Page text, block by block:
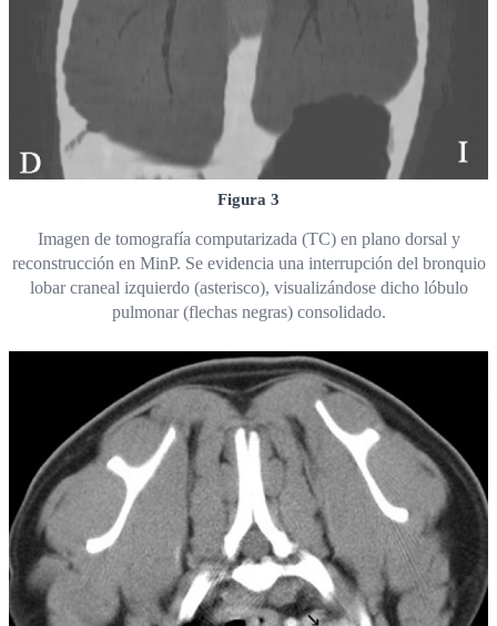
Figura 3
Imagen de tomografía computarizada (TC) en plano dorsal y
reconstrucción en MinP. Se evidencia una interrupción del bronquio
lobar craneal izquierdo (asterisco), visualizándose dicho lóbulo
pulmonar (flechas negras) consolidado.